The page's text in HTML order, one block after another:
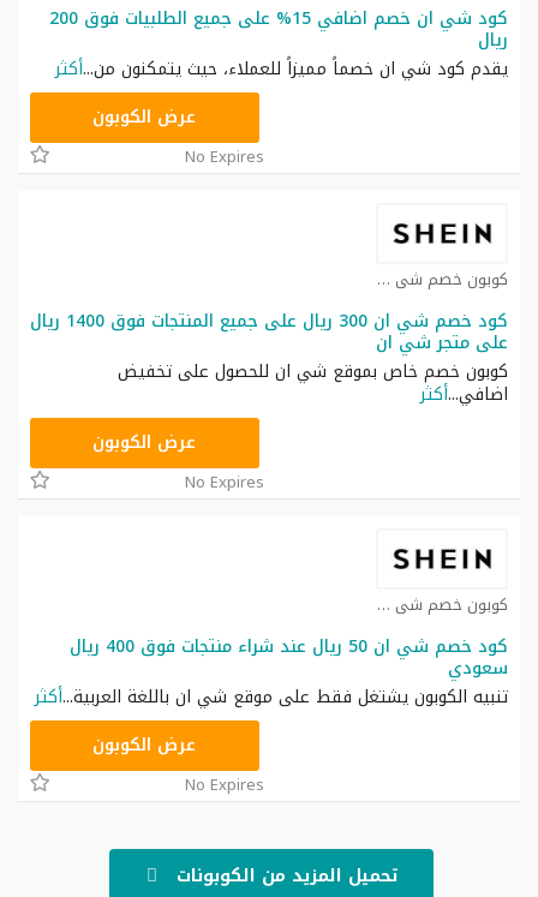
كود شي ان خصم اضافي 15% على جميع الطلبيات فوق 200
ريال
يقدم كود شي ان خصماً مميزاً للعملاء، حيث يتمكنون من...أكثر
عرض الكوبون
No Expires
كوبون خصم شي ان كوبون
كود خصم شي ان 300 ريال على جميع المنتجات فوق 1400 ريال
على متجر شي ان
كوبون خصم خاص بموقع شي ان للحصول على تخفيض
اضافي...أكثر
عرض الكوبون
No Expires
كوبون خصم شي ان كوبون
كود خصم شي ان 50 ريال عند شراء منتجات فوق 400 ريال
سعودي
تنبيه الكوبون يشتغل فقط على موقع شي ان باللغة العربية...أكثر
عرض الكوبون
No Expires
تحميل المزيد من الكوبونات